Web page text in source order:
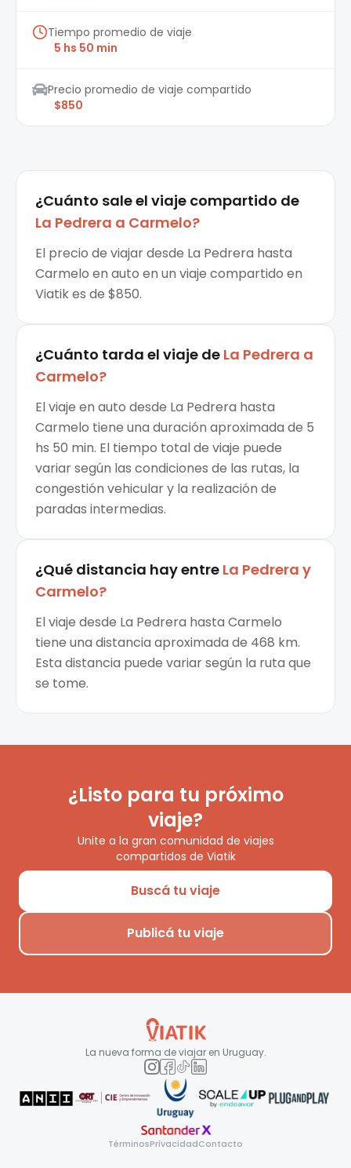
Tiempo promedio de viaje
5 hs 50 min
Precio promedio de viaje compartido
$850
¿Cuánto sale el viaje compartido de
La Pedrera a Carmelo?
El precio de viajar desde La Pedrera hasta
Carmelo en auto en un viaje compartido en
Viatik es de $850.
¿Cuánto tarda el viaje de La Pedrera a
Carmelo?
El viaje en auto desde La Pedrera hasta
Carmelo tiene una duración aproximada de 5
hs 50 min. El tiempo total de viaje puede
variar según las condiciones de las rutas, la
congestión vehicular y la realización de
paradas intermedias.
¿Qué distancia hay entre La Pedrera y
Carmelo?
El viaje desde La Pedrera hasta Carmelo
tiene una distancia aproximada de 468 km.
Esta distancia puede variar según la ruta que
se tome.
¿Listo para tu próximo
viaje?
Unite a la gran comunidad de viajes
compartidos de Viatik
Buscá tu viaje
Publicá tu viaje
La nueva forma de viajar en Uruguay.
TérminosPrivacidadContacto